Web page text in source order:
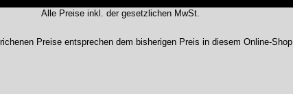
Alle Preise inkl. der gesetzlichen MwSt.
Preise entsprechen dem bisherigen Preis in diesem Online-Shop.